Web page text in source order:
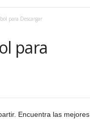
para Descargar
para
Encuentra las mejores